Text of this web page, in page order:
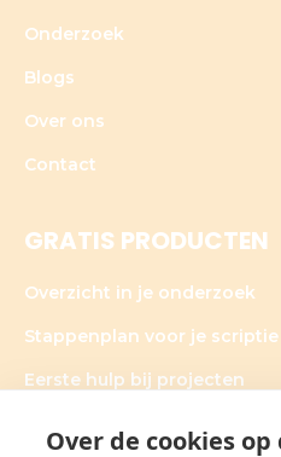
Onderzoek
Blogs
Over ons
Contact
GRATIS PRODUCTEN
Overzicht in je onderzoek
Stappenplan voor je scriptie
Eerste hulp bij projecten
Over de cookies